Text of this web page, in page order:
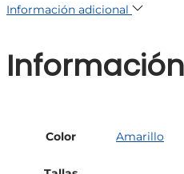
Información adicional
Color Amarillo